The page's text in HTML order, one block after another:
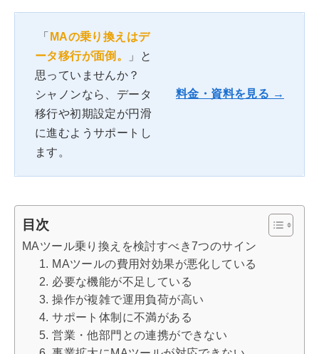
「 MAの乗り換えはデ
ータ移行が面倒。
」と
思っていませんか？
シャノンなら、データ
移行や初期設定が円滑
に進むようサポートし
ます。
料金・資料を見る →
目次
MAツール乗り換えを検討すべき7つのサイン
1. MAツールの費用対効果が悪化している
2. 必要な機能が不足している
3. 操作が複雑で運用負荷が高い
4. サポート体制に不満がある
5. 営業・他部門との連携ができない